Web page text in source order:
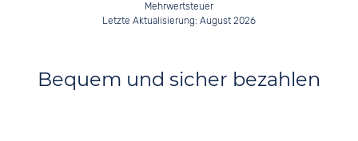
Mehrwertsteuer
Letzte Aktualisierung: August 2026
Bequem und sicher bezahlen